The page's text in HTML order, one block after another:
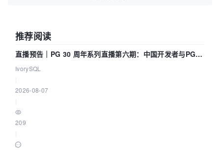
推荐阅读
直播预告｜PG 30 周年系列直播第六期：中国开发者与PG内
核——我们改得动吗？我们贡献了什么？
IvorySQL
2026-08-07
209